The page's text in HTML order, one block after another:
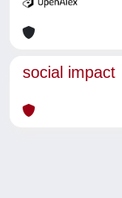
social impact